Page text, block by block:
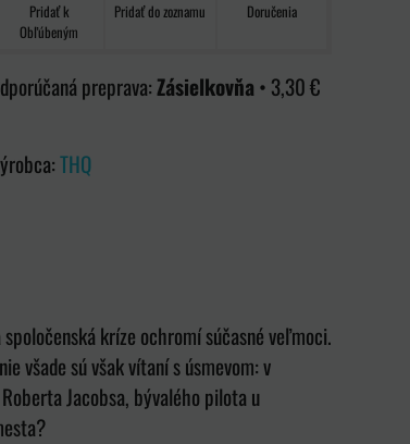
Pridať k
Obľúbeným
Pridať do zoznamu Doručenia
Zásielkovňa• 3,30 €
THQ
kríze ochromí súčasné veľmoci.
všade sú však vítaní s úsmevom: v
Jacobsa, bývalého pilota u